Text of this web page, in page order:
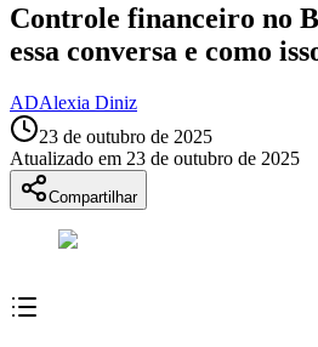
Controle financeiro no
essa conversa e como
ADAlexia Diniz
23 de outubro de 2025
Atualizado em 23 de outubro de 2025
Compartilhar